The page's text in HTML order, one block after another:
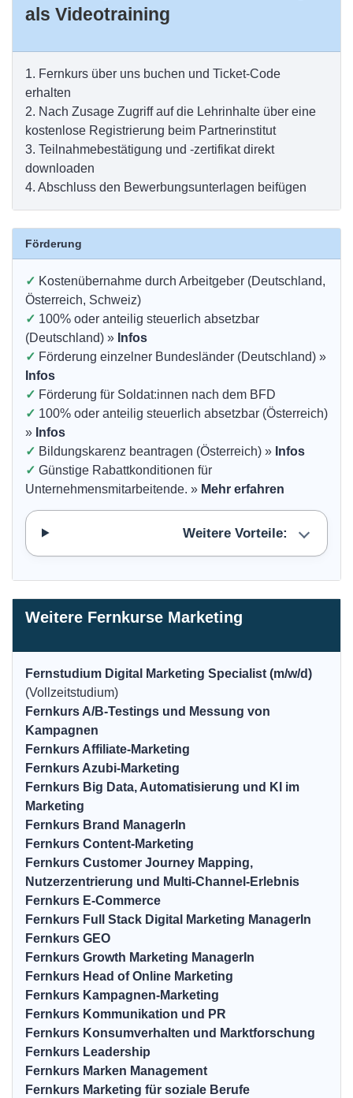
als Videotraining
1. Fernkurs über uns buchen und Ticket-Code
erhalten
2. Nach Zusage Zugriff auf die Lehrinhalte über eine
kostenlose Registrierung beim Partnerinstitut
3. Teilnahmebestätigung und -zertifikat direkt
downloaden
4. Abschluss den Bewerbungsunterlagen beifügen
Förderung
✓ Kostenübernahme durch Arbeitgeber (Deutschland,
Österreich, Schweiz)
✓ 100% oder anteilig steuerlich absetzbar
(Deutschland) » Infos
✓ Förderung einzelner Bundesländer (Deutschland) »
Infos
✓ Förderung für Soldat:innen nach dem BFD
✓ 100% oder anteilig steuerlich absetzbar (Österreich)
» Infos
✓ Bildungskarenz beantragen (Österreich) » Infos
✓ Günstige Rabattkonditionen für
Unternehmensmitarbeitende. » Mehr erfahren
Weitere Vorteile:
Weitere Fernkurse Marketing
Fernstudium Digital Marketing Specialist (m/w/d)
(Vollzeitstudium)
Fernkurs A/B-Testings und Messung von
Kampagnen
Fernkurs Affiliate-Marketing
Fernkurs Azubi-Marketing
Fernkurs Big Data, Automatisierung und KI im
Marketing
Fernkurs Brand ManagerIn
Fernkurs Content-Marketing
Fernkurs Customer Journey Mapping,
Nutzerzentrierung und Multi-Channel-Erlebnis
Fernkurs E-Commerce
Fernkurs Full Stack Digital Marketing ManagerIn
Fernkurs GEO
Fernkurs Growth Marketing ManagerIn
Fernkurs Head of Online Marketing
Fernkurs Kampagnen-Marketing
Fernkurs Kommunikation und PR
Fernkurs Konsumverhalten und Marktforschung
Fernkurs Leadership
Fernkurs Marken Management
Fernkurs Marketing für soziale Berufe